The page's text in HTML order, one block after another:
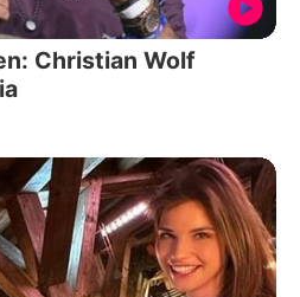
Christian Wolf